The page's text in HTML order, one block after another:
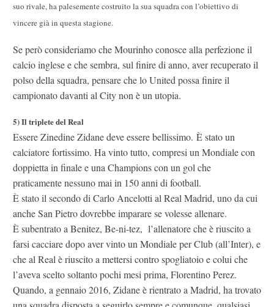
suo rivale, ha palesemente costruito la sua squadra con l’obiettivo di
vincere già in questa stagione.
Se però consideriamo che Mourinho conosce alla perfezione il
calcio inglese e che sembra, sul finire di anno, aver recuperato il
polso della squadra, pensare che lo United possa finire il
campionato davanti al City non è un utopia.
5)Il triplete del Real
Essere Zinedine Zidane deve essere bellissimo. È stato un
calciatore fortissimo. Ha vinto tutto, compresi un Mondiale con
doppietta in finale e una Champions con un gol che
praticamente nessuno mai in 150 anni di football.
È stato il secondo di Carlo Ancelotti al Real Madrid, uno da cui
anche San Pietro dovrebbe imparare se volesse allenare.
È subentrato a Benitez, Be-ni-tez, l’allenatore che è riuscito a
farsi cacciare dopo aver vinto un Mondiale per Club (all’Inter), e
che al Real è riuscito a mettersi contro spogliatoio e colui che
l’aveva scelto soltanto pochi mesi prima, Florentino Perez.
Quando, a gennaio 2016, Zidane è rientrato a Madrid, ha trovato